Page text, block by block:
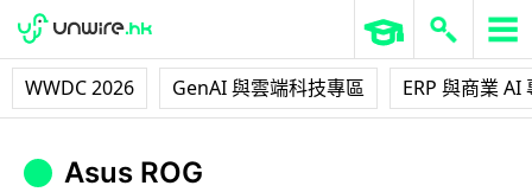
WWDC 2026 GenAI 與雲端科技專區 ERP 與商業 AI
Asus ROG